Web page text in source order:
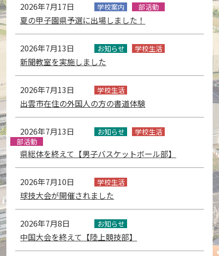
2026年7月17日 学校案内 部活動
夏の甲子園県予選に出場しました！
2026年7月13日 お知らせ 学校生活
新聞教室を実施しました
2026年7月13日 学校生活
出雲市在住の外国人の方の書道体験
2026年7月13日 お知らせ
学校生活
部活動
県総体を終えて【男子バスケットボール部】
2026年7月10日 学校生活
球技大会が開催されました
2026年7月8日 お知らせ
中国大会を終えて【陸上競技部】